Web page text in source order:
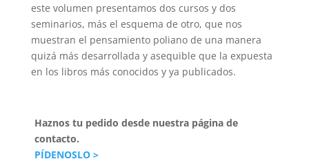
este volumen presentamos dos cursos y dos
seminarios, más el esquema de otro, que nos
muestran el pensamiento poliano de una manera
quizá más desarrollada y asequible que la expuesta
en los libros más conocidos y ya publicados.
Haznos tu pedido desde nuestra página de
contacto.
PÍDENOSLO >